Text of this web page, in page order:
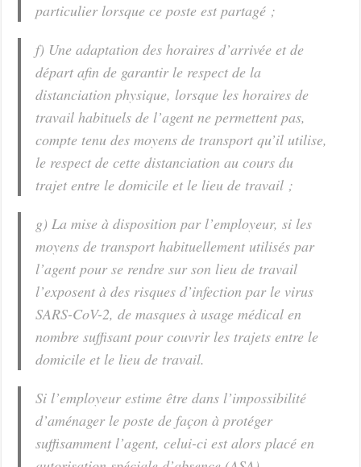
particulier lorsque ce poste est partagé ;
f) Une adaptation des horaires d’arrivée et de
départ afin de garantir le respect de la
distanciation physique, lorsque les horaires de
travail habituels de l’agent ne permettent pas,
compte tenu des moyens de transport qu’il utilise,
le respect de cette distanciation au cours du
trajet entre le domicile et le lieu de travail ;
g) La mise à disposition par l’employeur, si les
moyens de transport habituellement utilisés par
l’agent pour se rendre sur son lieu de travail
l’exposent à des risques d’infection par le virus
SARS-CoV-2, de masques à usage médical en
nombre suffisant pour couvrir les trajets entre le
domicile et le lieu de travail.
Si l’employeur estime être dans l’impossibilité
d’aménager le poste de façon à protéger
suffisamment l’agent, celui-ci est alors placé en